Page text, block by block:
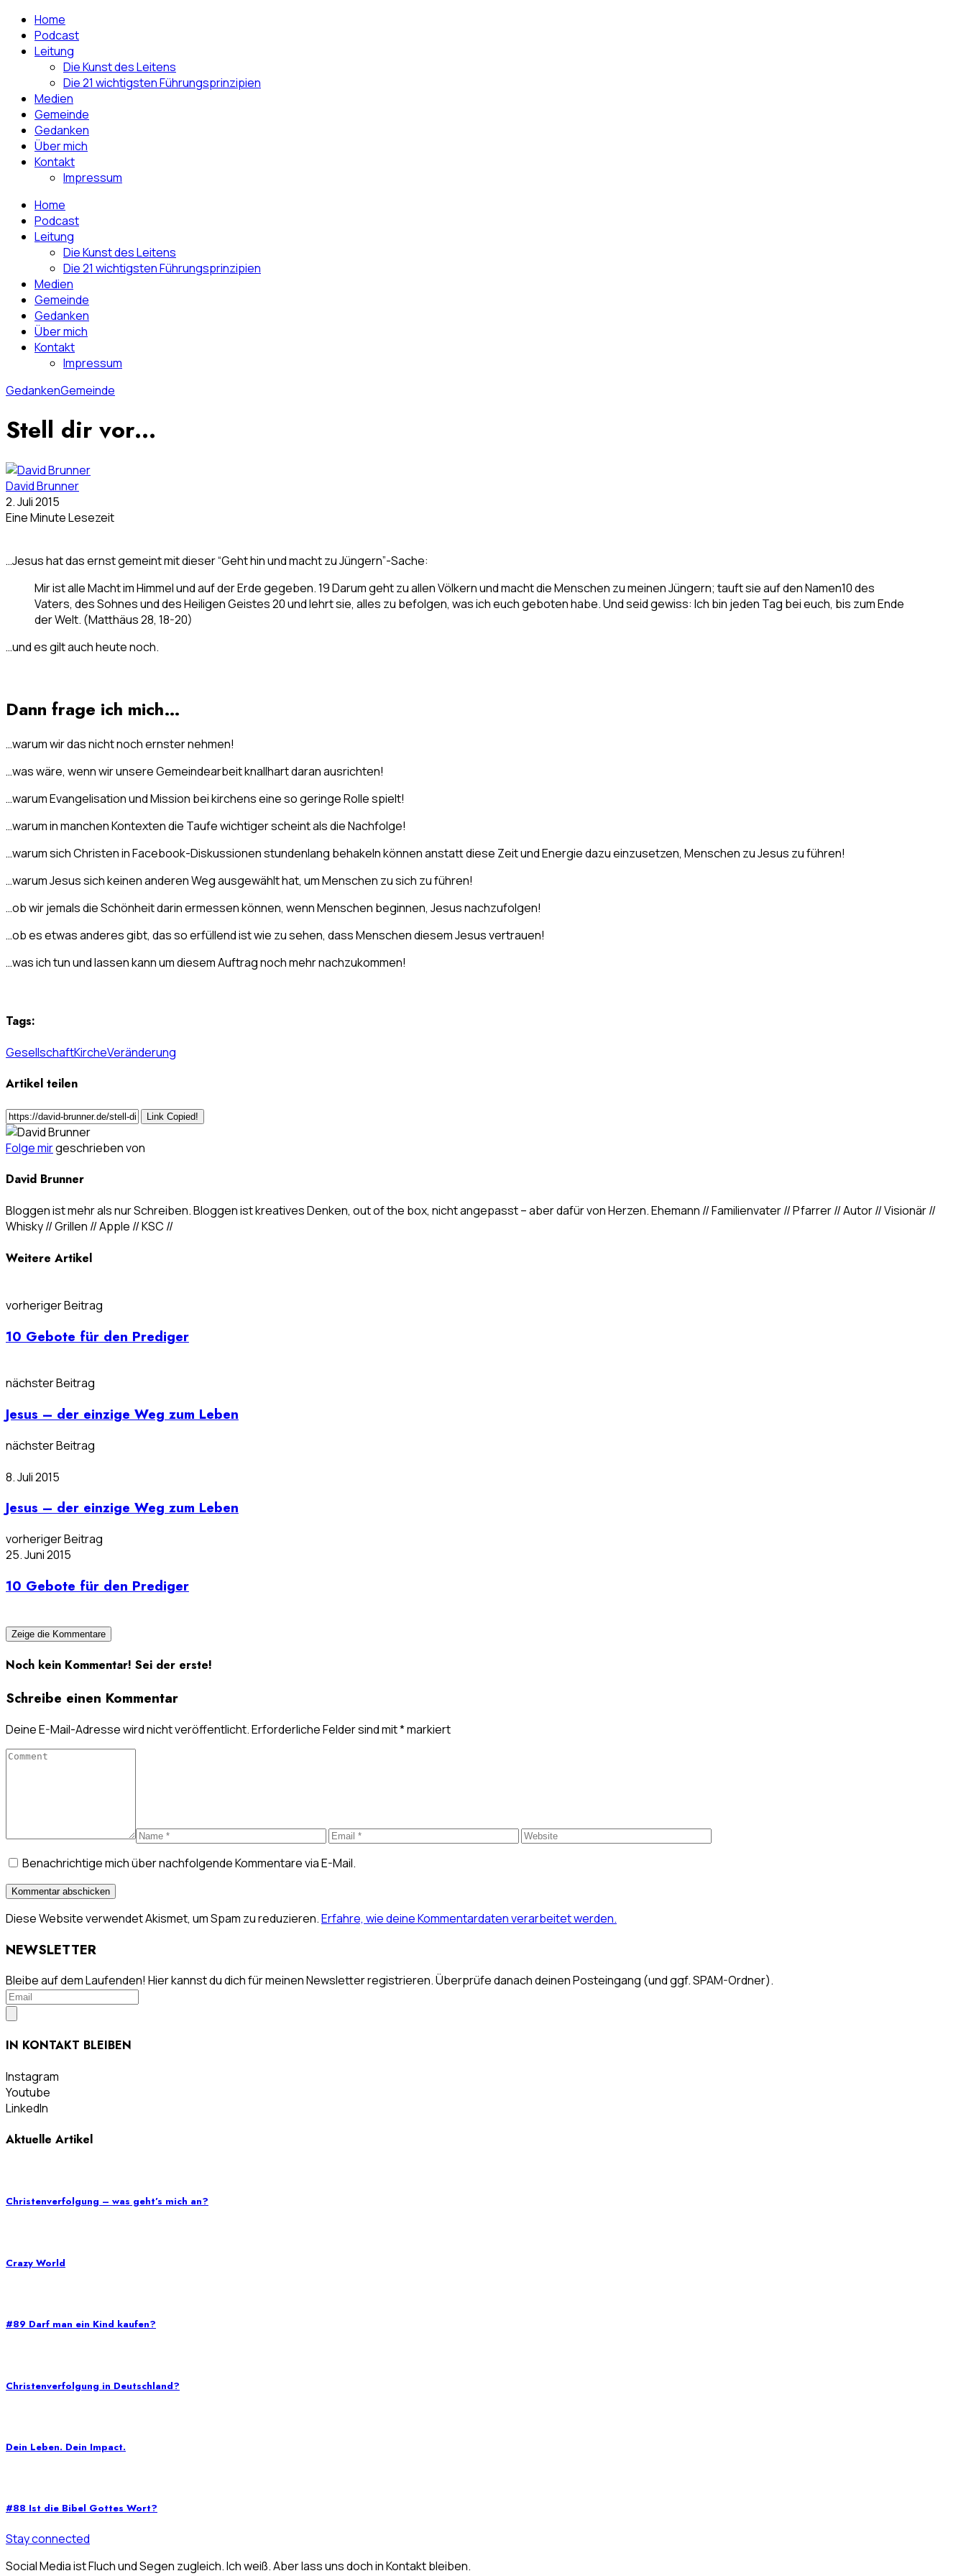
Home
Podcast
Leitung
Die Kunst des Leitens
Die 21 wichtigsten Führungsprinzipien
Medien
Gemeinde
Gedanken
Über mich
Kontakt
Impressum
Home
Podcast
Leitung
Die Kunst des Leitens
Die 21 wichtigsten Führungsprinzipien
Medien
Gemeinde
Gedanken
Über mich
Kontakt
Impressum
GedankenGemeinde
Stell dir vor…
David Brunner
2. Juli 2015
Eine Minute Lesezeit
…Jesus hat das ernst gemeint mit dieser “Geht hin und macht zu Jüngern”-Sache:
Mir ist alle Macht im Himmel und auf der Erde gegeben. 19 Darum geht zu allen Völkern und macht die Menschen zu meinen Jüngern; tauft sie auf den Namen10 des
Vaters, des Sohnes und des Heiligen Geistes 20 und lehrt sie, alles zu befolgen, was ich euch geboten habe. Und seid gewiss: Ich bin jeden Tag bei euch, bis zum Ende
der Welt. (Matthäus 28, 18-20)
…und es gilt auch heute noch.
Dann frage ich mich…
…warum wir das nicht noch ernster nehmen!
…was wäre, wenn wir unsere Gemeindearbeit knallhart daran ausrichten!
…warum Evangelisation und Mission bei kirchens eine so geringe Rolle spielt!
…warum in manchen Kontexten die Taufe wichtiger scheint als die Nachfolge!
…warum sich Christen in Facebook-Diskussionen stundenlang behakeln können anstatt diese Zeit und Energie dazu einzusetzen, Menschen zu Jesus zu führen!
…warum Jesus sich keinen anderen Weg ausgewählt hat, um Menschen zu sich zu führen!
…ob wir jemals die Schönheit darin ermessen können, wenn Menschen beginnen, Jesus nachzufolgen!
…ob es etwas anderes gibt, das so erfüllend ist wie zu sehen, dass Menschen diesem Jesus vertrauen!
…was ich tun und lassen kann um diesem Auftrag noch mehr nachzukommen!
Tags:
GesellschaftKircheVeränderung
Artikel teilen
Link Copied!
Folge mirgeschrieben von
David Brunner
Bloggen ist mehr als nur Schreiben. Bloggen ist kreatives Denken, out of the box, nicht angepasst – aber dafür von Herzen. Ehemann // Familienvater // Pfarrer // Autor // Visionär //
Whisky // Grillen // Apple // KSC //
Weitere Artikel
vorheriger Beitrag
10 Gebote für den Prediger
nächster Beitrag
Jesus – der einzige Weg zum Leben
nächster Beitrag
8. Juli 2015
Jesus – der einzige Weg zum Leben
vorheriger Beitrag
25. Juni 2015
10 Gebote für den Prediger
Zeige die Kommentare
Noch kein Kommentar! Sei der erste!
Schreibe einen Kommentar
Deine E-Mail-Adresse wird nicht veröffentlicht.Erforderliche Felder sind mit*markiert
Benachrichtige mich über nachfolgende Kommentare via E-Mail.
Diese Website verwendet Akismet, um Spam zu reduzieren.Erfahre, wie deine Kommentardaten verarbeitet werden.
NEWSLETTER
Bleibe auf dem Laufenden! Hier kannst du dich für meinen Newsletter registrieren. Überprüfe danach deinen Posteingang (und ggf. SPAM-Ordner).
IN KONTAKT BLEIBEN
Instagram
Youtube
LinkedIn
Aktuelle Artikel
Christenverfolgung – was geht’s mich an?
Crazy World
#89 Darf man ein Kind kaufen?
Christenverfolgung in Deutschland?
Dein Leben. Dein Impact.
#88 Ist die Bibel Gottes Wort?
Stay connected
Social Media ist Fluch und Segen zugleich. Ich weiß. Aber lass uns doch in Kontakt bleiben.